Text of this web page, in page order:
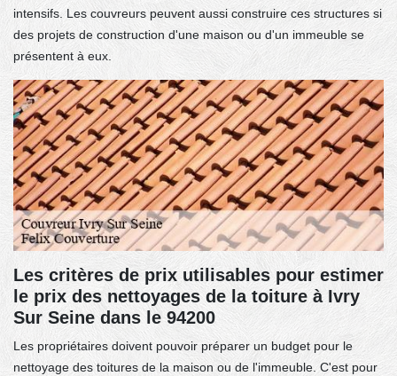
intensifs. Les couvreurs peuvent aussi construire ces structures si
des projets de construction d'une maison ou d'un immeuble se
présentent à eux.
Les critères de prix utilisables pour estimer
le prix des nettoyages de la toiture à Ivry
Sur Seine dans le 94200
Les propriétaires doivent pouvoir préparer un budget pour le
nettoyage des toitures de la maison ou de l'immeuble. C'est pour